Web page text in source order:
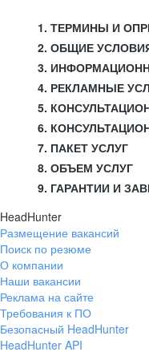
1. ТЕРМИНЫ И
2. ОБЩИЕ
3.
4. РЕКЛАМНЫЕ
5.
6.
7. ПАКЕТ УСЛУГ
8. ОБЪЕМ УСЛУГ
9. ГАРАНТИИ И
HeadHunter
Размещение вакансий
Поиск по резюме
О компании
Наши вакансии
Реклама на сайте
Требования к ПО
Безопасный HeadHunter
HeadHunter API